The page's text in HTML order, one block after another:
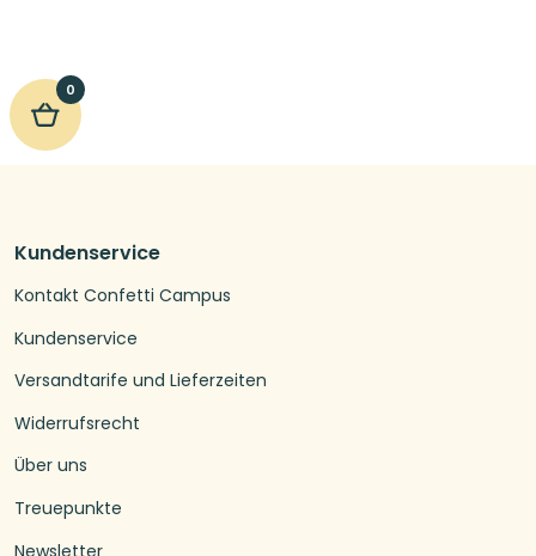
0
Kundenservice
Kontakt Confetti Campus
Kundenservice
Versandtarife und Lieferzeiten
Widerrufsrecht
Über uns
Treuepunkte
Newsletter